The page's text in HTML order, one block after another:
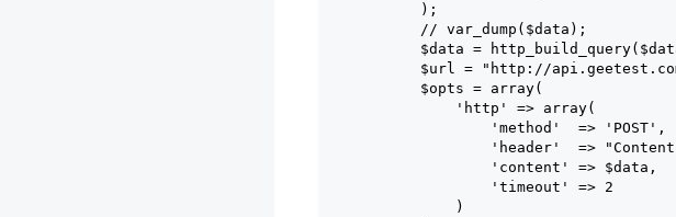
	);
	// var_dump($data);
$data =
$url = "http://
	$opts = array(
	    'http' => array(
	        'method'  => 'POST',
'header'  =>
	        'content' => $data,
	        'timeout' => 2
	    )